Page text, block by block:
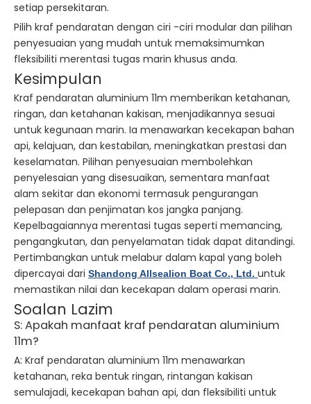
setiap persekitaran.
Pilih kraf pendaratan dengan ciri -ciri modular dan pilihan
penyesuaian yang mudah untuk memaksimumkan
fleksibiliti merentasi tugas marin khusus anda.
Kesimpulan
Kraf pendaratan aluminium 11m memberikan ketahanan,
ringan, dan ketahanan kakisan, menjadikannya sesuai
untuk kegunaan marin. Ia menawarkan kecekapan bahan
api, kelajuan, dan kestabilan, meningkatkan prestasi dan
keselamatan. Pilihan penyesuaian membolehkan
penyelesaian yang disesuaikan, sementara manfaat
alam sekitar dan ekonomi termasuk pengurangan
pelepasan dan penjimatan kos jangka panjang.
Kepelbagaiannya merentasi tugas seperti memancing,
pengangkutan, dan penyelamatan tidak dapat ditandingi.
Pertimbangkan untuk melabur dalam kapal yang boleh
dipercayai dari Shandong Allsealion Boat Co., Ltd. untuk
memastikan nilai dan kecekapan dalam operasi marin.
Soalan Lazim
S: Apakah manfaat kraf pendaratan aluminium
11m?
A: Kraf pendaratan aluminium 11m menawarkan
ketahanan, reka bentuk ringan, rintangan kakisan
semulajadi, kecekapan bahan api, dan fleksibiliti untuk